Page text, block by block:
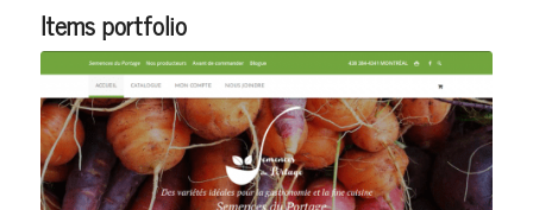
Items portfolio